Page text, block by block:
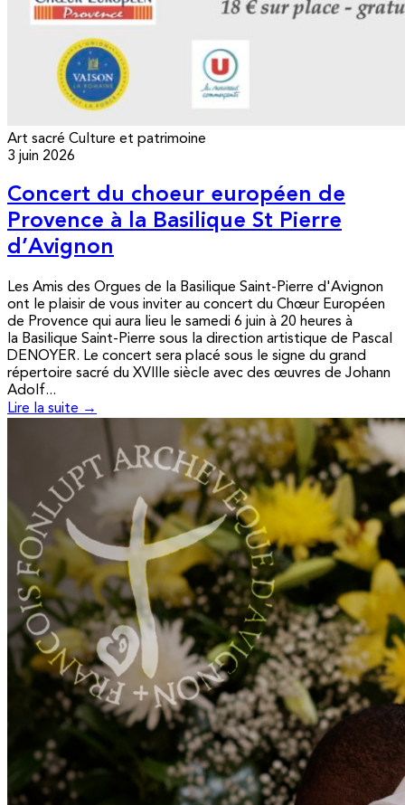
Art sacré Culture et patrimoine
3 juin 2026
Concert du choeur européen de
Provence à la Basilique St Pierre
d’Avignon
Les Amis des Orgues de la Basilique Saint-Pierre d'Avignon
ont le plaisir de vous inviter au concert du Chœur Européen
de Provence qui aura lieu le samedi 6 juin à 20 heures à
la Basilique Saint-Pierre sous la direction artistique de Pascal
DENOYER. Le concert sera placé sous le signe du grand
répertoire sacré du XVIIIe siècle avec des œuvres de Johann
Adolf...
Lire la suite →